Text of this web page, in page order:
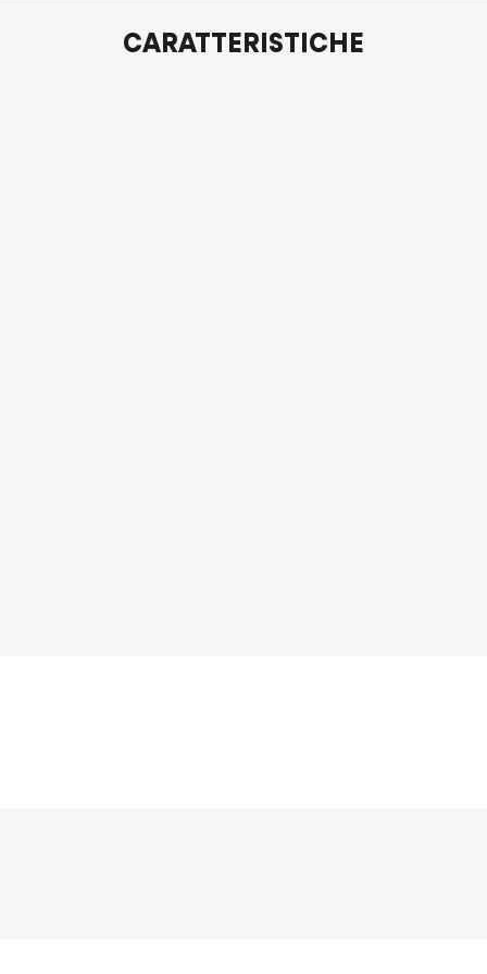
CARATTERISTICHE